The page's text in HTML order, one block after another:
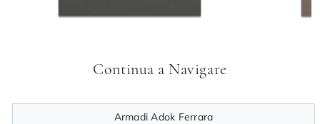
Continua a Navigare
Armadi Adok Ferrara